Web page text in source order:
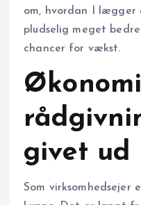
om, hvordan I lægger
pludselig meget
chancer for vækst.
givet ud
Som virksomhedsejer